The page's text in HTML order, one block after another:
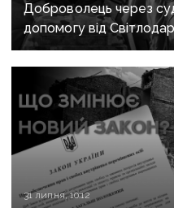
Доброволець через
допомогу від
руйнує довіру до влади
31 липня, 10:12